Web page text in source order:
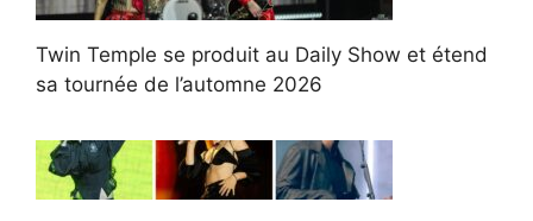
Twin Temple se produit au Daily Show et étend
sa tournée de l’automne 2026